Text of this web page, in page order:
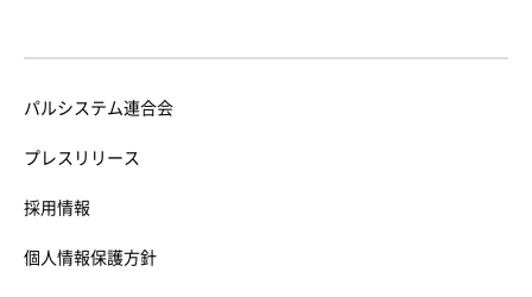
パルシステム連合会
プレスリリース
採用情報
個人情報保護方針